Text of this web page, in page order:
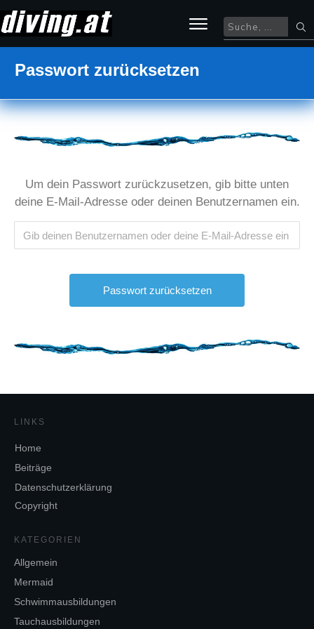
Passwort zurücksetzen
Um dein Passwort zurückzusetzen, gib bitte unten
deine E-Mail-Adresse oder deinen Benutzernamen ein.
LINKS
Home
Beiträge
Datenschutzerklärung
Copyright
KATEGORIEN
Allgemein
Mermaid
Schwimmausbildungen
Tauchausbildungen